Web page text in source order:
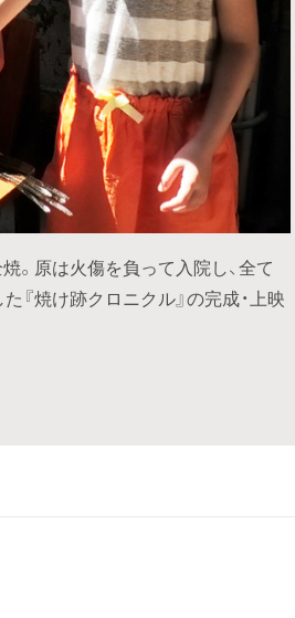
。原は火傷を負って入院し、全て
焼け跡クロニクル』の完成・上映